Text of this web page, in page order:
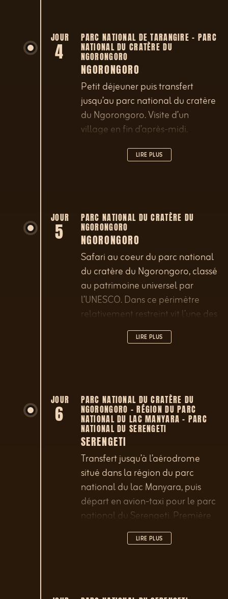
JOUR
4
PARC NATIONAL DE TARANGIRE – PARC
NATIONAL DU CRATÈRE DU
NGORONGORO
NGORONGORO
Petit déjeuner puis transfert
jusqu’au parc national du cratère
du Ngorongoro. Visite d’un
village en fin d’après-midi.
LIRE PLUS
JOUR
5
PARC NATIONAL DU CRATÈRE DU
NGORONGORO
NGORONGORO
Safari au coeur du parc national
du cratère du Ngorongoro, classé
au patrimoine universel par
l’UNESCO. Dans ce périmètre
relativement restreint vit l’une des
plus importantes concentrations
d’animaux de la planète.
LIRE PLUS
JOUR
6
PARC NATIONAL DU CRATÈRE DU
NGORONGORO – RÉGION DU PARC
NATIONAL DU LAC MANYARA – PARC
NATIONAL DU SERENGETI
SERENGETI
Transfert jusqu’à l’aérodrome
situé dans la région du parc
national du lac Manyara, puis
départ en avion-taxi pour le parc
national du Serengeti. Première
sortie safari/découverte dans le
parc en fin d’après-midi.
LIRE PLUS